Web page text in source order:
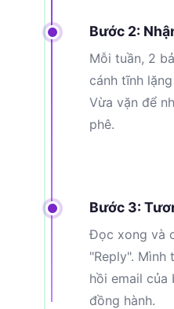
Bước 2:
Mỗi tuần, 2
cánh tĩnh
Vừa vặn để
phê.
Bước 3:
Đọc xong và
"Reply".
hồi email của
đồng hành.